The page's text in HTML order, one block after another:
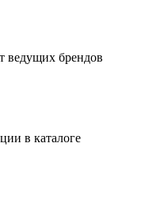
ведущих брендов
в каталоге